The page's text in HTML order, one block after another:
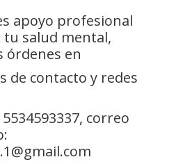
apoyo profesional
tu salud mental,
órdenes en
de contacto y redes
correo